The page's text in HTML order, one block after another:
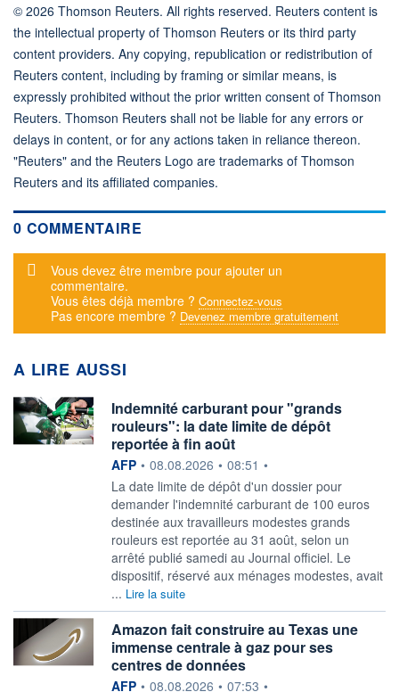
© 2026 Thomson Reuters. All rights reserved. Reuters content is
the intellectual property of Thomson Reuters or its third party
content providers. Any copying, republication or redistribution of
Reuters content, including by framing or similar means, is
expressly prohibited without the prior written consent of Thomson
Reuters. Thomson Reuters shall not be liable for any errors or
delays in content, or for any actions taken in reliance thereon.
"Reuters" and the Reuters Logo are trademarks of Thomson
Reuters and its affiliated companies.
0 COMMENTAIRE
Message d'alerte
Vous devez être membre pour ajouter un
commentaire.
Vous êtes déjà membre ? Connectez-vous
Pas encore membre ? Devenez membre gratuitement
A LIRE AUSSI
Indemnité carburant pour "grands
rouleurs": la date limite de dépôt
reportée à fin août
information fournie par
AFP • 08.08.2026 • 08:51 •
La date limite de dépôt d'un dossier pour
demander l'indemnité carburant de 100 euros
destinée aux travailleurs modestes grands
rouleurs est reportée au 31 août, selon un
arrêté publié samedi au Journal officiel. Le
dispositif, réservé aux ménages modestes, avait
... Lire la suite
Amazon fait construire au Texas une
immense centrale à gaz pour ses
centres de données
information fournie par
AFP • 08.08.2026 • 07:53 •